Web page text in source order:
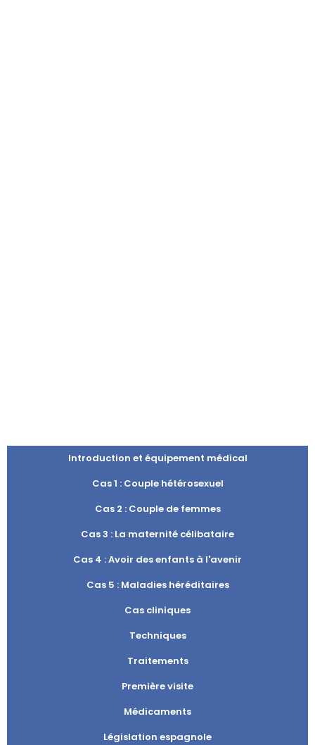
Introduction et équipement médical
Cas 1 : Couple hétérosexuel
Cas 2 : Couple de femmes
Cas 3 : La maternité célibataire
Cas 4 : Avoir des enfants à l'avenir
Cas 5 : Maladies héréditaires
Cas cliniques
Techniques
Traitements
Première visite
Médicaments
Législation espagnole